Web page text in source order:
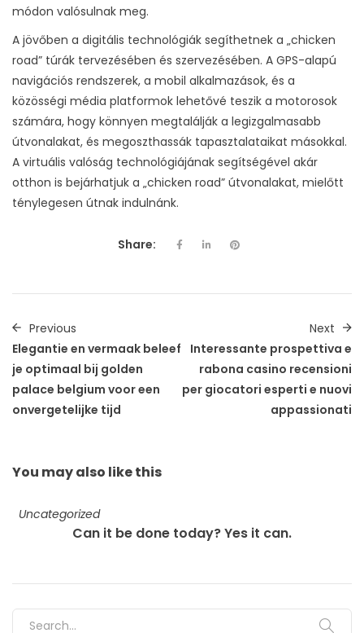
módon valósulnak meg.
A jövőben a digitális technológiák segíthetnek a „chicken
road” túrák tervezésében és szervezésében. A GPS-alapú
navigációs rendszerek, a mobil alkalmazások, és a
közösségi média platformok lehetővé teszik a motorosok
számára, hogy könnyen megtalálják a legizgalmasabb
útvonalakat, és megoszthassák tapasztalataikat másokkal.
A virtuális valóság technológiájának segítségével akár
otthon is bejárhatjuk a „chicken road” útvonalakat, mielőtt
ténylegesen útnak indulnánk.
Share:
Previous
Elegantie en vermaak beleef
je optimaal bij golden
palace belgium voor een
onvergetelijke tijd
Next
Interessante prospettiva e
rabona casino recensioni
per giocatori esperti e nuovi
appassionati
You may also like this
Uncategorized
Can it be done today? Yes it can.
Search for: